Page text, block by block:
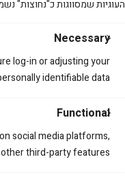
העוגיות שמסווגות כ"נחוצות"
Necessary
log-in or adjusting your
identifiable data.
Functional
social media platforms,
third-party features.